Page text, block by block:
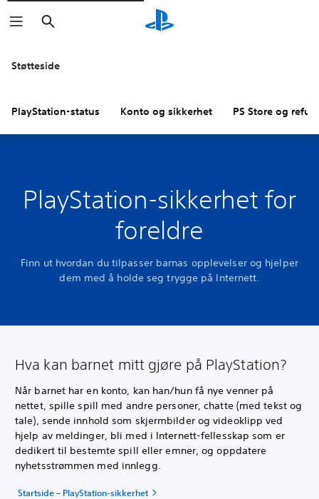
Søk
Støtteside
PlayStation-status Konto og sikkerhet PS Store og
PlayStation-sikkerhet for
foreldre
Finn ut hvordan du tilpasser barnas opplevelser og hjelper
dem med å holde seg trygge på Internett.
Hva kan barnet mitt gjøre på PlayStation?
Når barnet har en konto, kan han/hun få nye venner på
nettet, spille spill med andre personer, chatte (med tekst og
tale), sende innhold som skjermbilder og videoklipp ved
hjelp av meldinger, bli med i Internett-fellesskap som er
dedikert til bestemte spill eller emner, og oppdatere
nyhetsstrømmen med innlegg.
Startside – PlayStation-sikkerhet